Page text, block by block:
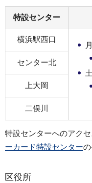
特設センター
横浜駅西口
センター北
上大岡
二俣川
特設センターへのアクセ
ーカード特設センター
区役所